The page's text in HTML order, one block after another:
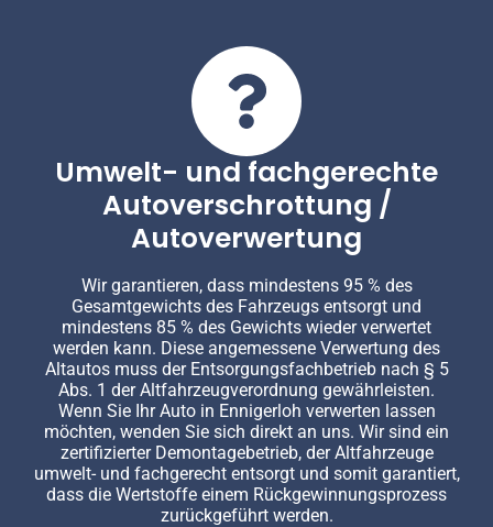
Umwelt- und fachgerechte
Autoverschrottung /
Autoverwertung
Wir garantieren, dass mindestens 95 % des
Gesamtgewichts des Fahrzeugs entsorgt und
mindestens 85 % des Gewichts wieder verwertet
werden kann. Diese angemessene Verwertung des
Altautos muss der Entsorgungsfachbetrieb nach § 5
Abs. 1 der Altfahrzeugverordnung gewährleisten.
Wenn Sie Ihr Auto in Ennigerloh verwerten lassen
möchten, wenden Sie sich direkt an uns. Wir sind ein
zertifizierter Demontagebetrieb, der Altfahrzeuge
umwelt- und fachgerecht entsorgt und somit garantiert,
dass die Wertstoffe einem Rückgewinnungsprozess
zurückgeführt werden.